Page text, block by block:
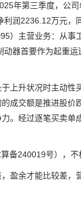
年第三季度，公
润2236.12万元
）主营业务：从事
器首要作为起重
升状况时主动性
成交额是推进股
。经过逐笔买卖
240019号），不
余才能比较差，